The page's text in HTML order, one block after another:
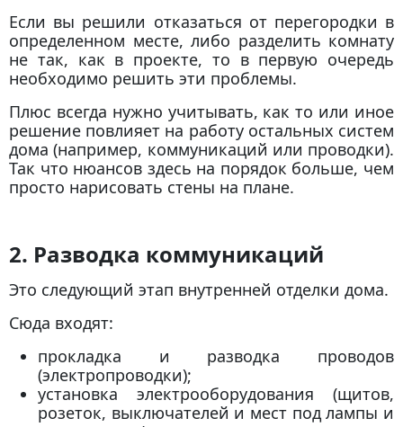
Если вы решили отказаться от перегородки в
определенном месте, либо разделить комнату
не так, как в проекте, то в первую очередь
необходимо решить эти проблемы.
Плюс всегда нужно учитывать, как то или иное
решение повлияет на работу остальных систем
дома (например, коммуникаций или проводки).
Так что нюансов здесь на порядок больше, чем
просто нарисовать стены на плане.
2. Разводка коммуникаций
Это следующий этап внутренней отделки дома.
Сюда входят:
прокладка и разводка проводов
(электропроводки);
установка электрооборудования (щитов,
розеток, выключателей и мест под лампы и